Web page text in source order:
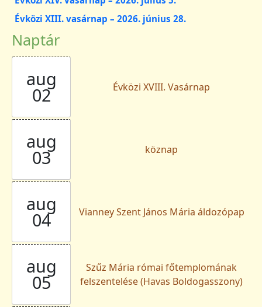
Évközi XIII. vasárnap – 2026. június 28.
Naptár
aug
02 Évközi XVIII. Vasárnap
aug
03 köznap
aug
04 Vianney Szent János Mária áldozópap
aug
05
Szűz Mária római főtemplomának
felszentelése (Havas Boldogasszony)